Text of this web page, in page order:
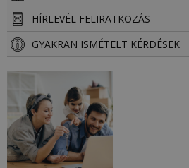
HÍRLEVÉL FELIRATKOZÁS
GYAKRAN ISMÉTELT KÉRDÉSEK